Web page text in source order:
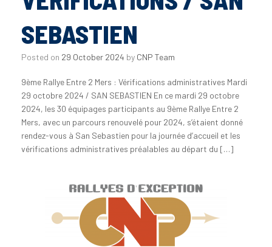
SEBASTIEN
Posted on 29 October 2024 by CNP Team
9ème Rallye Entre 2 Mers : Vérifications administratives Mardi
29 octobre 2024 / SAN SEBASTIEN En ce mardi 29 octobre
2024, les 30 équipages participants au 9ème Rallye Entre 2
Mers, avec un parcours renouvelé pour 2024, s’étaient donné
rendez-vous à San Sebastien pour la journée d’accueil et les
vérifications administratives préalables au départ du […]